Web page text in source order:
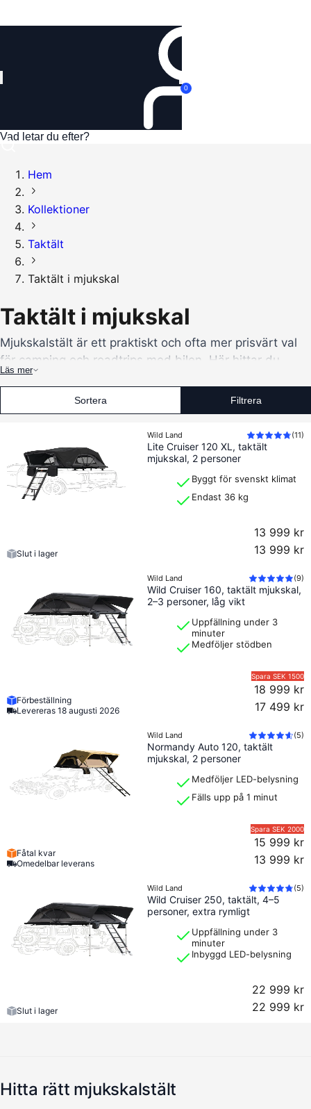
0
Hem
Kollektioner
Taktält
Taktält i mjukskal
Taktält i mjukskal
Mjukskalstält är ett praktiskt och ofta mer prisvärt val
för camping och roadtrips med bilen. Här hittar du
både lätta modeller för två personer och större
mjukskalstält med gott om sovyta för par och familjer.
Jämför vikt, packmått, enkelvikt eller dubbelvikt samt
hur mycket sängkläder som kan lämnas kvar i tältet.
Läs mer
Sortera Filtrera
Wild Land (11)
Lite Cruiser 120 XL, taktält
mjukskal, 2 personer
Byggt för svenskt klimat
Endast 36 kg
Slut i lager
13 999 kr
13 999 kr
Wild Land (9)
Wild Cruiser 160, taktält mjukskal,
2–3 personer, låg vikt
Uppfällning under 3
minuter
Medföljer stödben
Förbeställning
Levereras 18 augusti 2026
Spara SEK 1500
18 999 kr
17 499 kr
Wild Land (5)
Normandy Auto 120, taktält
mjukskal, 2 personer
Medföljer LED-belysning
Fälls upp på 1 minut
Fåtal kvar
Omedelbar leverans
Spara SEK 2000
15 999 kr
13 999 kr
Wild Land (5)
Wild Cruiser 250, taktält, 4–5
personer, extra rymligt
Uppfällning under 3
minuter
Inbyggd LED-belysning
Slut i lager
22 999 kr
22 999 kr
Hitta rätt mjukskalstält